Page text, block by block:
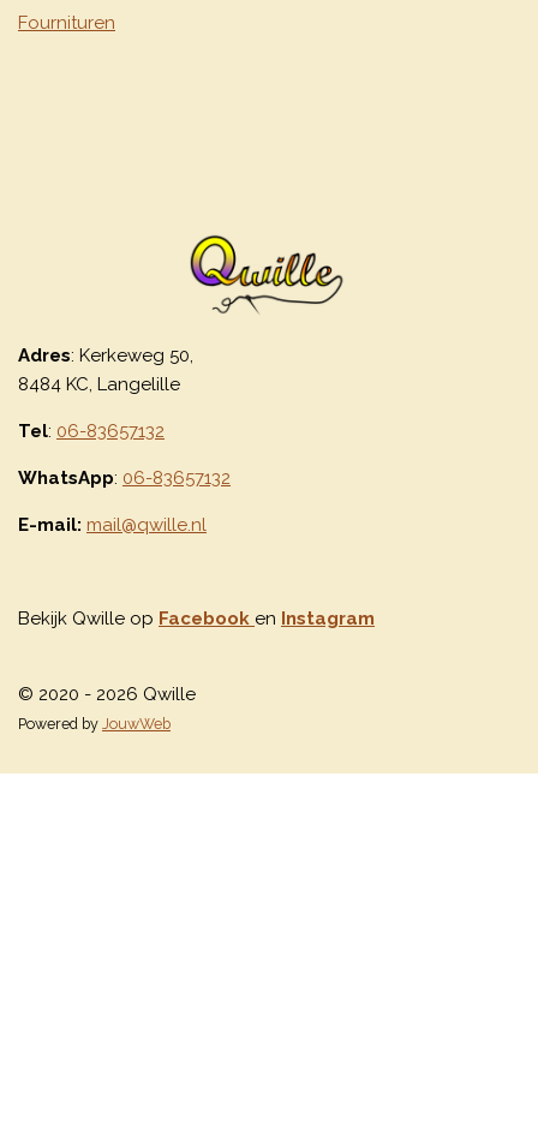
Fournituren
Adres: Kerkeweg 50,
8484 KC, Langelille
Tel: 06-83657132
WhatsApp: 06-83657132
E-mail: mail@qwille.nl
Bekijk Qwille op Facebook en Instagram
© 2020 - 2026 Qwille
Powered by JouwWeb